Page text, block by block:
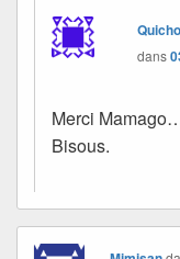
dans
Merci
Bisous.